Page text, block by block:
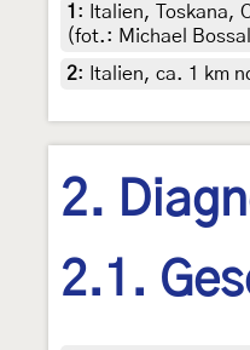
1 :
Italien, Toskana,
(fot.: Michael
2: Italien, ca. 1 km
2.
2.1.